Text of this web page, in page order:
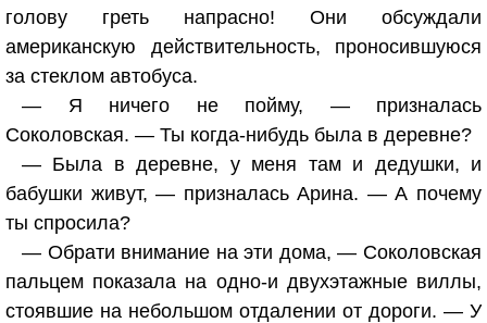
голову греть напрасно! Они обсуждали
американскую действительность, проносившуюся
за стеклом автобуса.
— Я ничего не пойму, — призналась
Соколовская. — Ты когда-нибудь была в деревне?
— Была в деревне, у меня там и дедушки, и
бабушки живут, — призналась Арина. — А почему
ты спросила?
— Обрати внимание на эти дома, — Соколовская
пальцем показала на одно-и двухэтажные виллы,
стоявшие на небольшом отдалении от дороги. — У